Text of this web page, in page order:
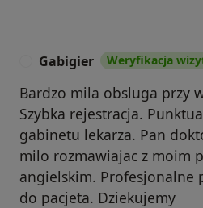
Gabigier Weryfikacja
Bardzo mila obsluga przy
Szybka rejestracja.
gabinetu lekarza. Pan
milo rozmawiajac z moim
angielskim. Profesjonalne
do pacjeta. Dziekujemy